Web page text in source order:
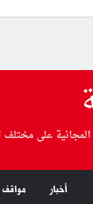
على مختلف
أخبار مواقف